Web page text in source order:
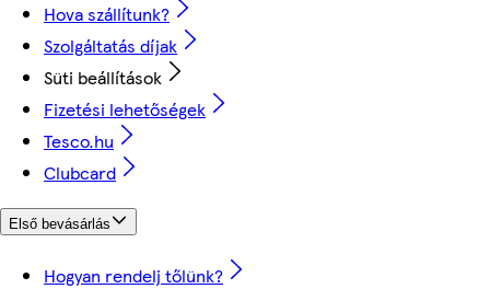
Hova szállítunk?
Szolgáltatás díjak
Süti beállítások
Fizetési lehetőségek
Tesco.hu
Clubcard
Első bevásárlás
Hogyan rendelj tőlünk?